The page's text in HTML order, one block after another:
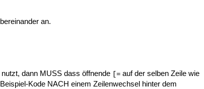
an.
nutzt, dann MUSS dass öffnende [= auf der selben Zeile wie
Kode NACH einem Zeilenwechsel hinter dem